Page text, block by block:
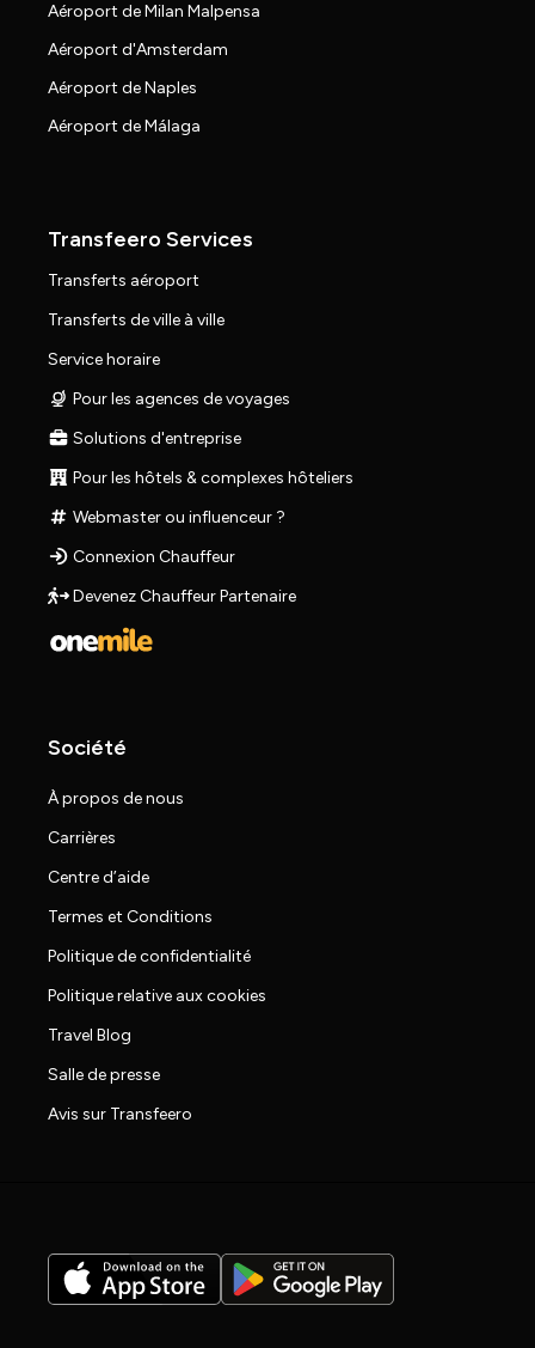
Aéroport de Milan Malpensa
Aéroport d'Amsterdam
Aéroport de Naples
Aéroport de Málaga
Transfeero Services
Transferts aéroport
Transferts de ville à ville
Service horaire
Pour les agences de voyages
Solutions d'entreprise
Pour les hôtels & complexes hôteliers
Webmaster ou influenceur ?
Connexion Chauffeur
Devenez Chauffeur Partenaire
Société
À propos de nous
Carrières
Centre d’aide
Termes et Conditions
Politique de confidentialité
Politique relative aux cookies
Travel Blog
Salle de presse
Avis sur Transfeero